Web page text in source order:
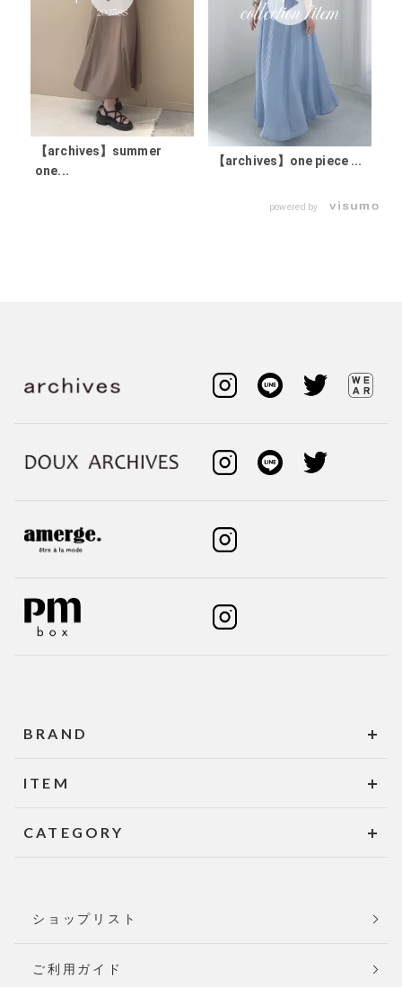
【archives】summer
one...
【archives】one piece ...
powered by
BRAND
ITEM
CATEGORY
ショップリスト
ご利用ガイド